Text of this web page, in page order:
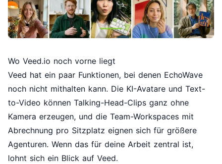
Wo Veed.io noch vorne liegt
Veed hat ein paar Funktionen, bei denen EchoWave
noch nicht mithalten kann. Die KI-Avatare und Text-
to-Video können Talking-Head-Clips ganz ohne
Kamera erzeugen, und die Team-Workspaces mit
Abrechnung pro Sitzplatz eignen sich für größere
Agenturen. Wenn das für deine Arbeit zentral ist,
lohnt sich ein Blick auf Veed.